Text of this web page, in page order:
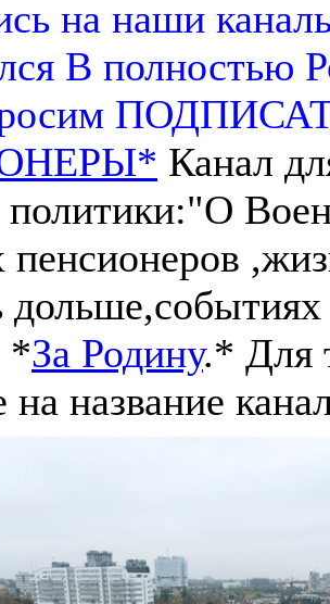
на наши
В полностью
Канал
*За Родину.* Для
название